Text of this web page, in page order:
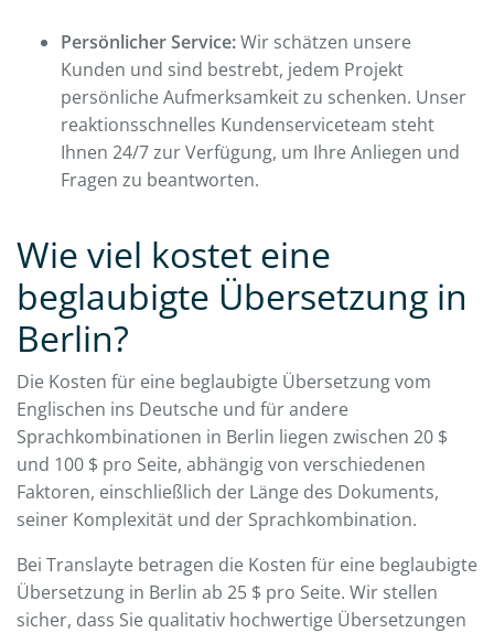
Persönlicher Service:Wir schätzen unsere
Kunden und sind bestrebt, jedem Projekt
persönliche Aufmerksamkeit zu schenken. Unser
reaktionsschnelles Kundenserviceteam steht
Ihnen 24/7 zur Verfügung, um Ihre Anliegen und
Fragen zu beantworten.
Wie viel kostet eine
beglaubigte Übersetzung in
Berlin?
Die Kosten für eine beglaubigte Übersetzung vom
Englischen ins Deutsche und für andere
Sprachkombinationen in Berlin liegen zwischen 20 $
und 100 $ pro Seite, abhängig von verschiedenen
Faktoren, einschließlich der Länge des Dokuments,
seiner Komplexität und der Sprachkombination.
Bei Translayte betragen die Kosten für eine beglaubigte
Übersetzung in Berlin ab 25 $ pro Seite. Wir stellen
sicher, dass Sie qualitativ hochwertige Übersetzungen